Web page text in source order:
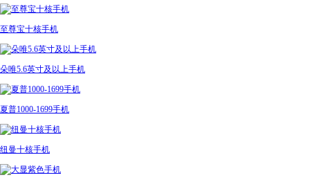
至尊宝十核手机
朵唯5.6英寸及以上手机
夏普1000-1699手机
纽曼十核手机